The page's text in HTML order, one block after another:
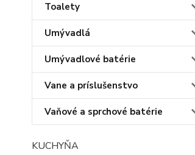
Toalety
Umývadlá
Umývadlové batérie
Vane a príslušenstvo
Vaňové a sprchové batérie
KUCHYŇA